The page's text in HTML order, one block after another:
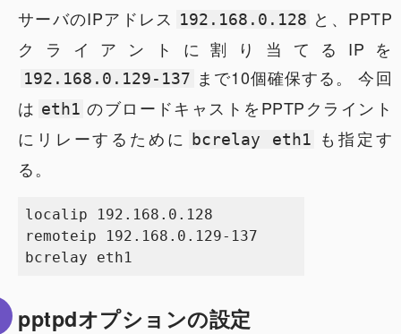
サーバのIPアドレス
192.168.0.128 と、PPTP
クライアントに割り当てるIPを
192.168.0.129-137 まで10個確保する。 今回
は eth1 のブロードキャストをPPTPクライント
にリレーするために
bcrelay eth1
も指定す
る。
localip 192.168.0.128
remoteip 192.168.0.129-137
pptpdオプションの設定